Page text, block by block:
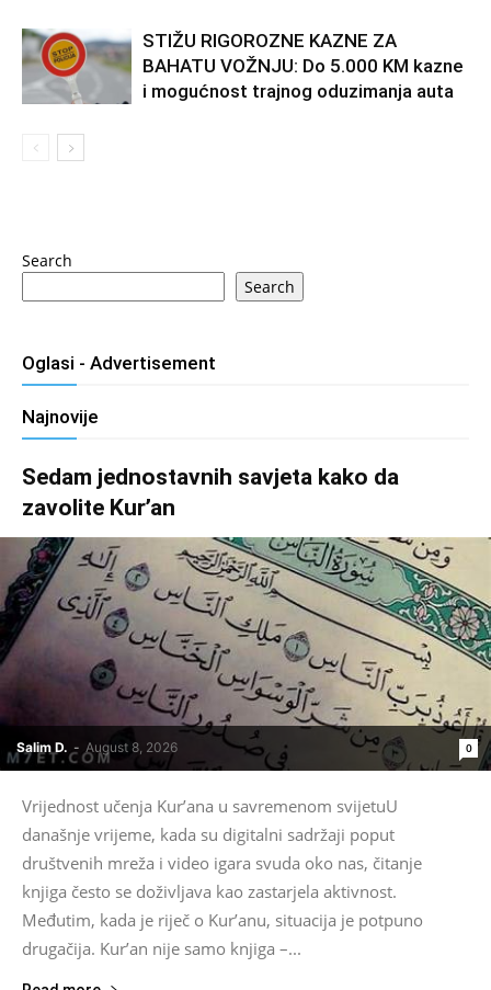
STIŽU RIGOROZNE KAZNE ZA
BAHATU VOŽNJU: Do 5.000 KM kazne
i mogućnost trajnog oduzimanja auta
Search
Search
Oglasi - Advertisement
Najnovije
Sedam jednostavnih savjeta kako da
zavolite Kur’an
Salim D. - August 8, 2026 0
Vrijednost učenja Kur’ana u savremenom svijetuU
današnje vrijeme, kada su digitalni sadržaji poput
društvenih mreža i video igara svuda oko nas, čitanje
knjiga često se doživljava kao zastarjela aktivnost.
Međutim, kada je riječ o Kur’anu, situacija je potpuno
drugačija. Kur’an nije samo knjiga –...